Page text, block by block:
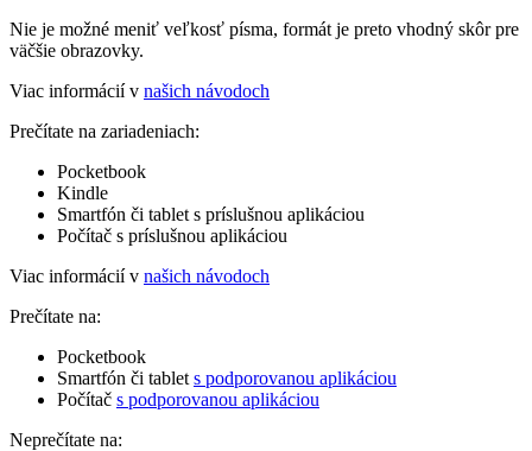
Nie je možné meniť veľkosť písma, formát je preto vhodný skôr pre
väčšie obrazovky.
Viac informácií v našich návodoch
Prečítate na zariadeniach:
Pocketbook
Kindle
Smartfón či tablet s príslušnou aplikáciou
Počítač s príslušnou aplikáciou
Viac informácií v našich návodoch
Prečítate na:
Pocketbook
Smartfón či tablet s podporovanou aplikáciou
Počítač s podporovanou aplikáciou
Neprečítate na: